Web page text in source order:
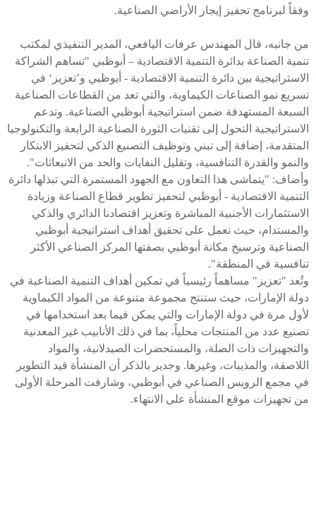
وفقاً لبرنامج تحفيز إيجار الأراضي الصناعية.
من جانبه، قال المهندس عرفات اليافعي، المدير التنفيذي لمكتب
تنمية الصناعة بدائرة التنمية الاقتصادية – أبوظبي "تساهم الشراكة
الاستراتيجية بين دائرة التنمية الاقتصادية - أبوظبي و’تعزيز‘ في
تسريع نمو الصناعات الكيماوية، والتي تعد من القطاعات الصناعية
السبعة المستهدفة ضمن استراتيجية أبوظبي الصناعية. وتدعم
الاستراتيجية التحول إلى تقنيات الثورة الصناعية الرابعة والتكنولوجيا
المتقدمة، إضافة إلى تبني وتوظيف التصنيع الذكي لتحفيز الابتكار
والنمو والقدرة التنافسية، وتقليل النفايات والحد من الانبعاثات".
وأضاف: "يتماشى هذا التعاون مع الجهود المستمرة التي تبذلها دائرة
التنمية الاقتصادية - أبوظبي لتحفيز تطوير قطاع الصناعة وزيادة
الاستثمارات الأجنبية المباشرة وتعزيز اقتصادنا الدائري والذكي
والمستدام، حيث نعمل على تحقيق أهداف استراتيجية أبوظبي
الصناعية وترسيخ مكانة أبوظبي بصفتها المركز الصناعي الأكثر
تنافسية في المنطقة".
وتُعد "تعزيز" مساهماً رئيسياً في تمكين أهداف التنمية الصناعية في
دولة الإمارات، حيث ستنتج مجموعة متنوعة من المواد الكيماوية
لأول مرة في دولة الإمارات والتي يمكن فيما بعد استخدامها في
تصنيع عدد من المنتجات محلياً، بما في ذلك الأنابيب غير المعدنية
والتجهيزات ذات الصلة، والمستحضرات الصيدلانية، والمواد
اللاصقة، والمذيبات، وغيرها. وجدير بالذكر أن المنشأة قيد التطوير
في مجمع الرويس الصناعي في أبوظبي، وشارفت المرحلة الأولى
من تجهيزات موقع المنشأة على الانتهاء.